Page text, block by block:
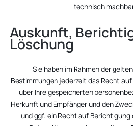
technisch
Auskunft,
Löschung
Sie haben im Rahmen der
Bestimmungen jederzeit das Recht
über Ihre gespeicherten
Herkunft und Empfänger und den
und ggf. ein Recht auf Berichtigung